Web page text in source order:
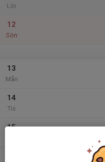
Lör
12
Sön
13
Mån
14
Tis
15